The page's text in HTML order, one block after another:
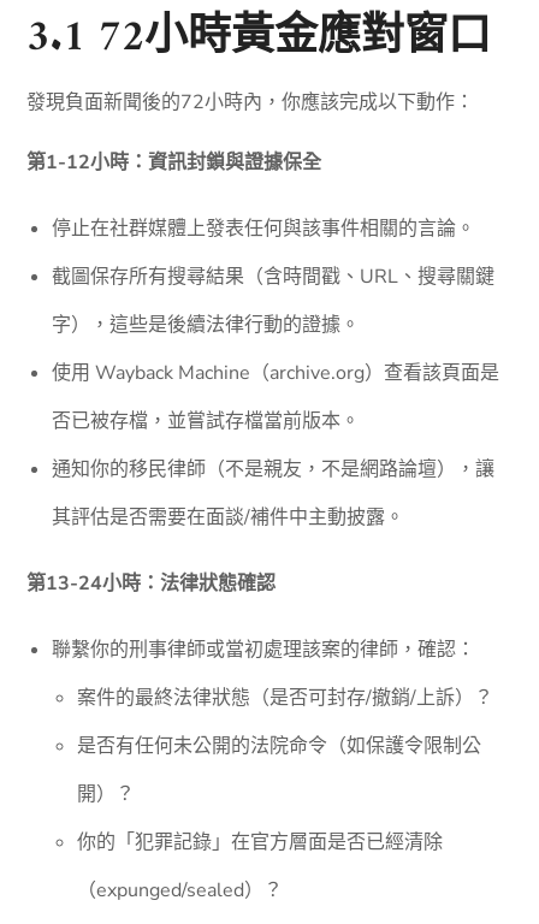
3.1 72小時黃金應對窗口
發現負面新聞後的72小時內，你應該完成以下動作：
第1-12小時：資訊封鎖與證據保全
停止在社群媒體上發表任何與該事件相關的言論。
截圖保存所有搜尋結果（含時間戳、URL、搜尋關鍵
字），這些是後續法律行動的證據。
使用 Wayback Machine（archive.org）查看該頁面是
否已被存檔，並嘗試存檔當前版本。
通知你的移民律師（不是親友，不是網路論壇），讓
其評估是否需要在面談/補件中主動披露。
第13-24小時：法律狀態確認
聯繫你的刑事律師或當初處理該案的律師，確認：
案件的最終法律狀態（是否可封存/撤銷/上訴）？
是否有任何未公開的法院命令（如保護令限制公
開）？
你的「犯罪記錄」在官方層面是否已經清除
（expunged/sealed）？